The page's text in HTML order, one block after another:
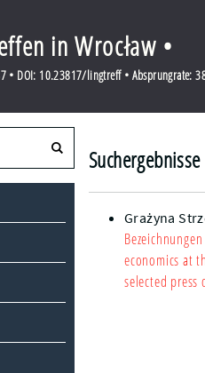
in Wrocław •
• DOI: 10.23817/lingtreff • Absprungrate:
Grażyna
economics at
selected